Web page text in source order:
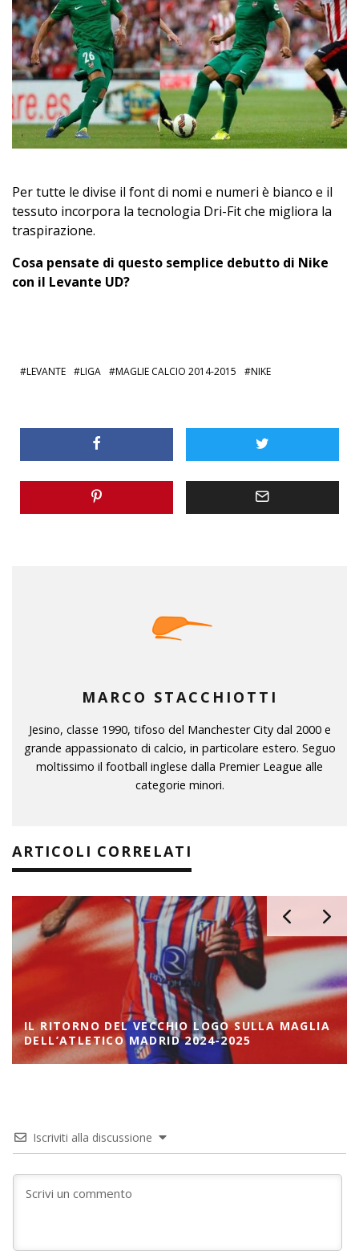
Per tutte le divise il font di nomi e numeri è bianco e il
tessuto incorpora la tecnologia Dri-Fit che migliora la
traspirazione.
Cosa pensate di questo semplice debutto di Nike
con il Levante UD?
LEVANTE LIGA MAGLIE CALCIO 2014-2015 NIKE
MARCO STACCHIOTTI
Jesino, classe 1990, tifoso del Manchester City dal 2000 e
grande appassionato di calcio, in particolare estero. Seguo
moltissimo il football inglese dalla Premier League alle
categorie minori.
ARTICOLI CORRELATI
IL RITORNO DEL VECCHIO LOGO SULLA MAGLIA
DELL’ATLETICO MADRID 2024-2025
Iscriviti alla discussione